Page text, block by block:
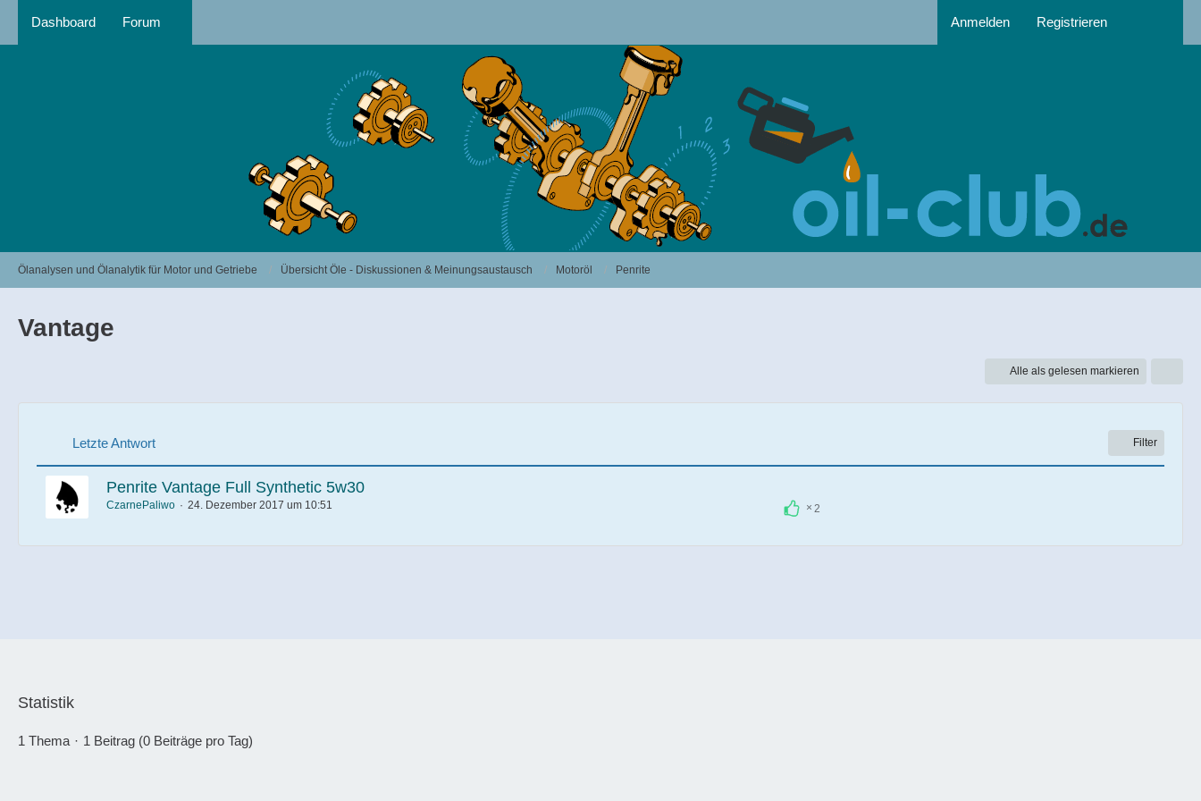
Dashboard Forum Anmelden Registrieren
Ölanalysen und Ölanalytik für Motor und Getriebe Übersicht Öle - Diskussionen & Meinungsaustausch Motoröl Penrite
Vantage
Alle als gelesen markieren
Letzte Antwort Filter
Penrite Vantage Full Synthetic 5w30
2
CzarnePaliwo 24. Dezember 2017 um 10:51
Statistik
1 Thema 1 Beitrag (0 Beiträge pro Tag)